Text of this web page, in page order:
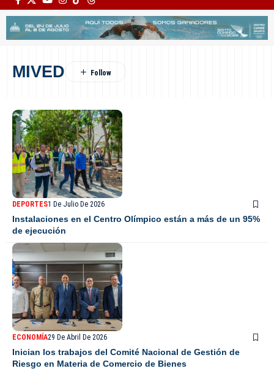
MIVED
DEPORTES1 De Julio De 2026
Instalaciones en el Centro Olímpico están a más de un 95%
de ejecución
ECONOMÍA29 De Abril De 2026
Inician los trabajos del Comité Nacional de Gestión de
Riesgo en Materia de Comercio de Bienes